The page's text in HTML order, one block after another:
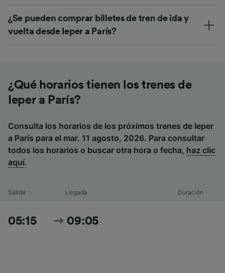
¿Se pueden comprar billetes de tren de ida y
vuelta desde Ieper a París?
¿Qué horarios tienen los trenes de
Ieper a París?
Consulta los horarios de los próximos trenes de Ieper
a París para el mar. 11 agosto, 2026. Para consultar
todos los horarios o buscar otra hora o fecha, haz clic
aquí.
Salida Llegada Duración
05:15 09:05